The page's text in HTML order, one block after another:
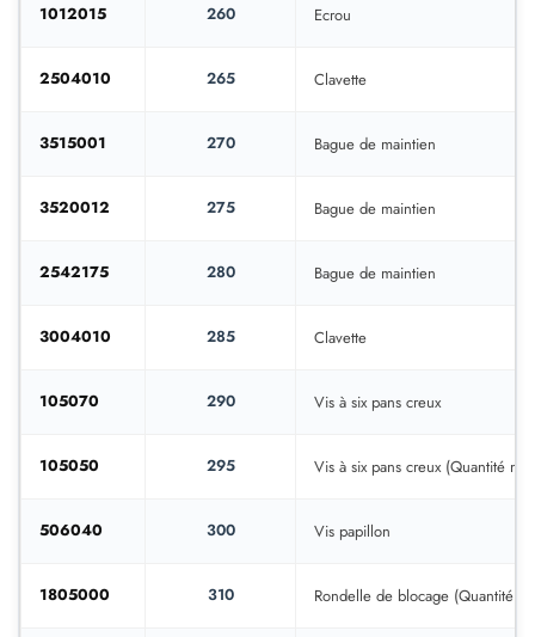
1012015 260 Ecrou
2504010 265 Clavette
3515001 270 Bague de maintien
3520012 275 Bague de maintien
2542175 280 Bague de maintien
3004010 285 Clavette
105070 290 Vis à six pans creux
105050 295 Vis à six pans creux (Quantité
506040 300 Vis papillon
1805000 310 Rondelle de blocage (Quantité